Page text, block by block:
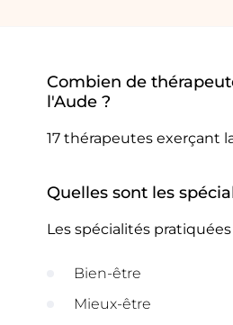
Combien de
l'Aude ?
17 thérapeutes exerçant
Quelles sont les
Les spécialités
Bien-être
Mieux-être